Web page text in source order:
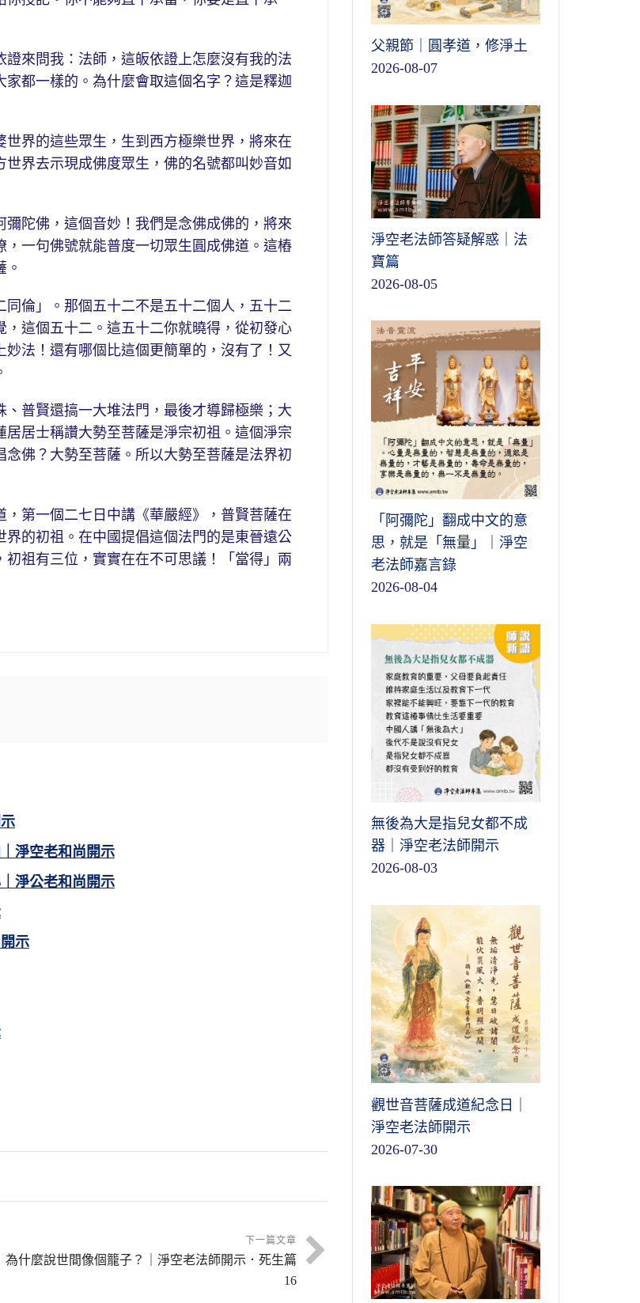
來問我：法師，這皈依證上怎麼沒有我的法
都一樣的。為什麼會取這個名字？這是釋迦
界的這些眾生，生到西方極樂世界，將來在
界去示現成佛度眾生，佛的名號都叫妙音如
陀佛，這個音妙！我們是念佛成佛的，將來
一句佛號就能普度一切眾生圓成佛道。這樁
倫」。那個五十二不是五十二個人，五十二
這個五十二。這五十二你就曉得，從初發心
法！還有哪個比這個更簡單的，沒有了！又
普賢還搞一大堆法門，最後才導歸極樂；大
居士稱讚大勢至菩薩是淨宗初祖。這個淨宗
佛？大勢至菩薩。所以大勢至菩薩是法界初
第一個二七日中講《華嚴經》，普賢菩薩在
的初祖。在中國提倡這個法門的是東晉遠公
祖有三位，實實在在不可思議！「當得」兩
力，得免墮落，而猶難全免也。】
業障很重。幸虧我們遇到大乘了義深經，我
行，認真去做。雖然認真做，我們做得不夠圓
僅看目前，淺見懷疑也。】
但是比一般經典說得詳細。《楞嚴經》上說
轉掉了。這是我們在歷代，也有在現前念佛往
什麼時候走，站著走的，坐著走的，走得那麼
，是先世重罪所致。凡遇此事者，應生畏
業都很深重，特別是從修學大乘經論為人輕
個境界，對佛法產生疑惑之心也很多，甚至於
。讀到這一段經文，如果我們細心去體會，過
霜露，慧日能消除。】
。它的效果無比的殊勝，能滅重罪，能破無
，是不是教我們一天到晚盤腿面壁在那裡打
，端正其心。心要是端正，眼耳鼻舌身自然
邪念叫端。什麼叫邪思、什麼叫邪念？要照本
《法華》的標準，心裡頭要有念就不端，心裡
淨空老和尚開示
淨公老和尚開示
示
下一篇文章
為什麼說世間像個籠子？｜淨空老法師開示．死生篇
16
父親節｜圓孝道，修淨土
2026-08-07
淨空老法師答疑解惑｜法
寶篇
2026-08-05
「阿彌陀」翻成中文的意
思，就是「無量」｜淨空
老法師嘉言錄
2026-08-04
無後為大是指兒女都不成
器｜淨空老法師開示
2026-08-03
觀世音菩薩成道紀念日｜
淨空老法師開示
2026-07-30